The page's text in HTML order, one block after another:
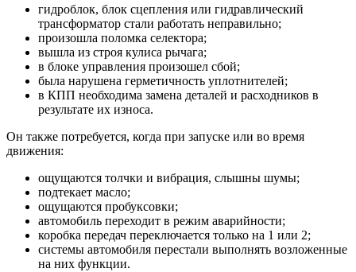
гидроблок, блок сцепления или гидравлический
трансформатор стали работать неправильно;
произошла поломка селектора;
вышла из строя кулиса рычага;
в блоке управления произошел сбой;
была нарушена герметичность уплотнителей;
в КПП необходима замена деталей и расходников в
результате их износа.
Он также потребуется, когда при запуске или во время
движения:
ощущаются толчки и вибрация, слышны шумы;
подтекает масло;
ощущаются пробуксовки;
автомобиль переходит в режим аварийности;
коробка передач переключается только на 1 или 2;
системы автомобиля перестали выполнять возложенные
на них функции.